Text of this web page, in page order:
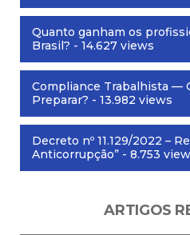
Quanto ganham os
Brasil? - 14.627 views
Compliance Trabalhista —
Preparar? - 13.982 views
Decreto nº 11.129/2022 –
Anticorrupção” - 8.753
ARTIGOS